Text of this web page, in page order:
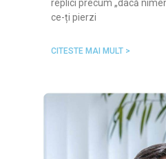
replici precum „dacă
ce-ți pierzi
CITESTE MAI MULT >